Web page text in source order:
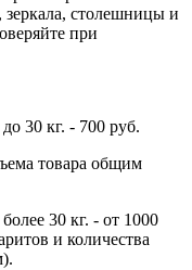
столешницы и
при
30 кг. - 700 руб.
товара общим
30 кг. - от 1000
и количества